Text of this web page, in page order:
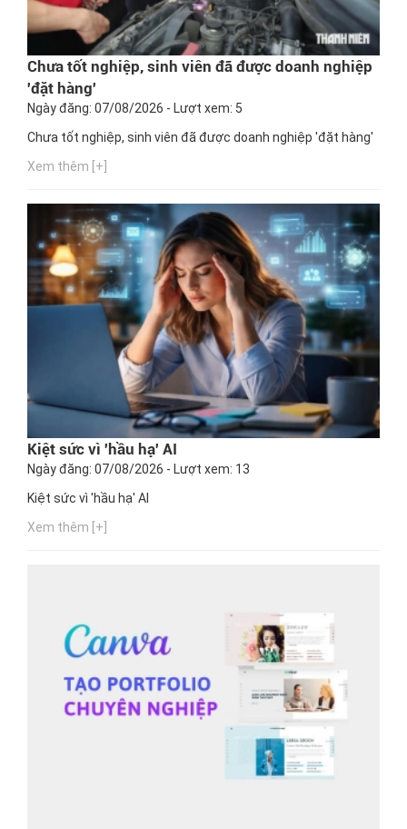
Chưa tốt nghiệp, sinh viên đã được doanh nghiệp
'đặt hàng'
Ngày đăng: 07/08/2026 - Lượt xem: 5
Chưa tốt nghiệp, sinh viên đã được doanh nghiệp 'đặt hàng'
Xem thêm [+]
Kiệt sức vì 'hầu hạ' AI
Ngày đăng: 07/08/2026 - Lượt xem: 13
Kiệt sức vì 'hầu hạ' AI
Xem thêm [+]